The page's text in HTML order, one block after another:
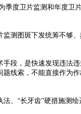
度卫片监测和年度卫
测图斑下发统筹不够
段，是快速发现违法
线索，不能直接作为
、“长牙齿”硬措施测